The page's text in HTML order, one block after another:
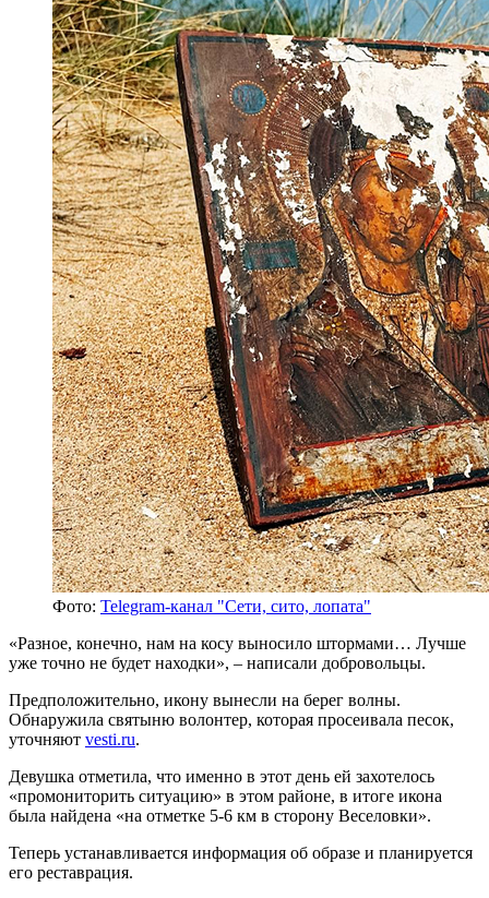
Фото: Telegram-канал "Сети, сито, лопата"
«Разное, конечно, нам на косу выносило штормами… Лучше
уже точно не будет находки», – написали добровольцы.
Предположительно, икону вынесли на берег волны.
Обнаружила святыню волонтер, которая просеивала песок,
уточняют vesti.ru.
Девушка отметила, что именно в этот день ей захотелось
«промониторить ситуацию» в этом районе, в итоге икона
была найдена «на отметке 5-6 км в сторону Веселовки».
Теперь устанавливается информация об образе и планируется
его реставрация.